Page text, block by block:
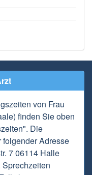
von Frau
finden Sie oben
Die
Adresse
7 06114 Halle